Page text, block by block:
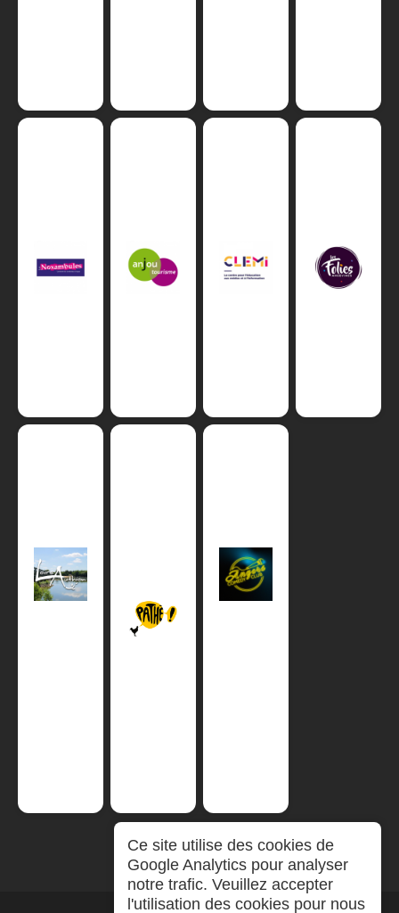
Ce site utilise des cookies de
Google Analytics pour analyser
notre trafic. Veuillez accepter
l'utilisation des cookies pour nous